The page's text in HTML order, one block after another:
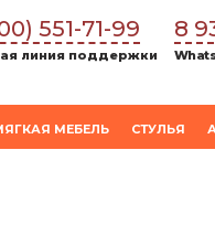
8
551-71-99
линия поддержки
МЕБЕЛЬ СТУЛЬЯ